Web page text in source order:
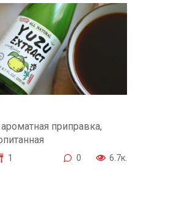
приправка,
1 0 6.7к.